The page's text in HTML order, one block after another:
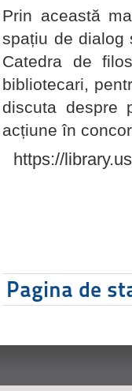
Prin această
spațiu de dialog
Catedra de
bibliotecari,
discuta despre
acțiune în
https://
Pagina de